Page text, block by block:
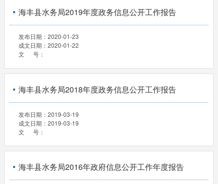
海丰县水务局2019年度政务信息公开工作报告
发布日期： 2020-01-23
成文日期： 2020-01-22
文 号：
海丰县水务局2018年度政务信息公开工作报告
发布日期： 2019-03-19
成文日期： 2019-03-19
文 号：
海丰县水务局2016年政府信息公开工作年度报告